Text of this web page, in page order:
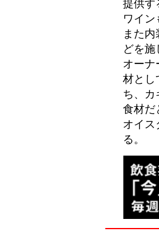
提供す
ワイン
また
どを施
オー
材とし
ち、
食材だ
オイ
る。